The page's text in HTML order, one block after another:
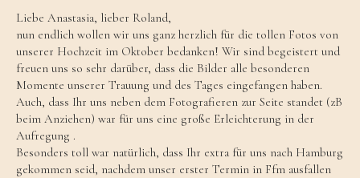
Liebe Anastasia, lieber Roland,
nun endlich wollen wir uns ganz herzlich für die tollen Fotos von
unserer Hochzeit im Oktober bedanken! Wir sind begeistert und
freuen uns so sehr darüber, dass die Bilder alle besonderen
Momente unserer Trauung und des Tages eingefangen haben.
Auch, dass Ihr uns neben dem Fotografieren zur Seite standet (zB
beim Anziehen) war für uns eine große Erleichterung in der
Aufregung .
Besonders toll war natürlich, dass Ihr extra für uns nach Hamburg
gekommen seid, nachdem unser erster Termin in Ffm ausfallen